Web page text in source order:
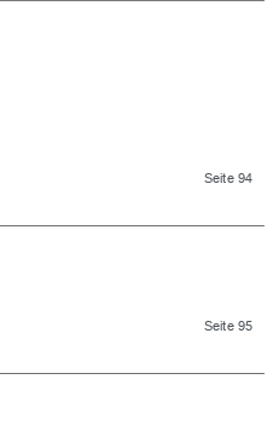
Seite 94
Seite 95